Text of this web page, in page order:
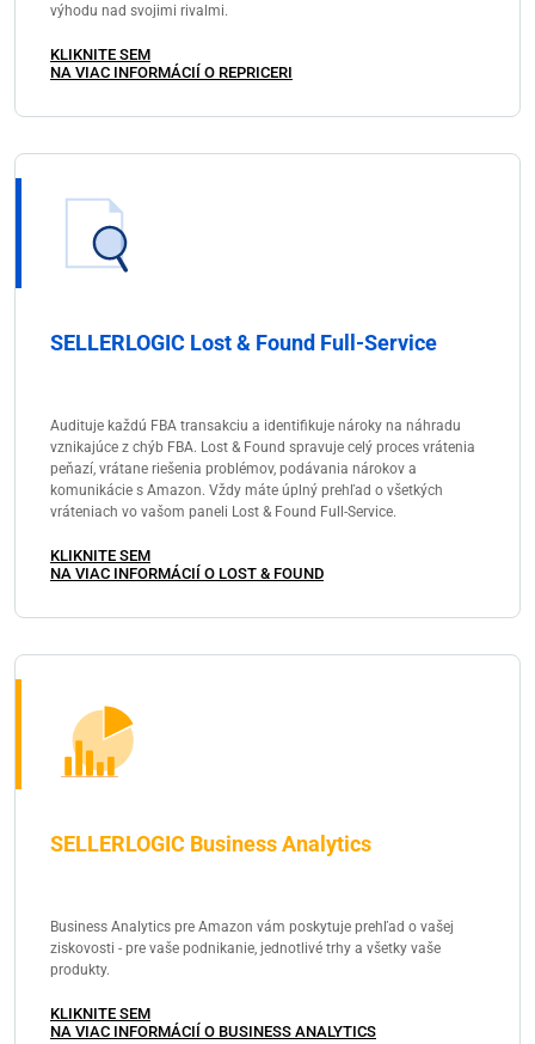
výhodu nad svojimi rivalmi.
KLIKNITE SEM
NA VIAC INFORMÁCIÍ O REPRICERI
SELLERLOGIC Lost & Found Full-Service
Audituje každú FBA transakciu a identifikuje nároky na náhradu
vznikajúce z chýb FBA. Lost & Found spravuje celý proces vrátenia
peňazí, vrátane riešenia problémov, podávania nárokov a
komunikácie s Amazon. Vždy máte úplný prehľad o všetkých
vráteniach vo vašom paneli Lost & Found Full-Service.
KLIKNITE SEM
NA VIAC INFORMÁCIÍ O LOST & FOUND
SELLERLOGIC Business Analytics
Business Analytics pre Amazon vám poskytuje prehľad o vašej
ziskovosti - pre vaše podnikanie, jednotlivé trhy a všetky vaše
produkty.
KLIKNITE SEM
NA VIAC INFORMÁCIÍ O BUSINESS ANALYTICS